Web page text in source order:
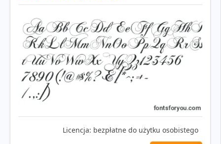
Licencja: bezpłatne do użytku osobistego